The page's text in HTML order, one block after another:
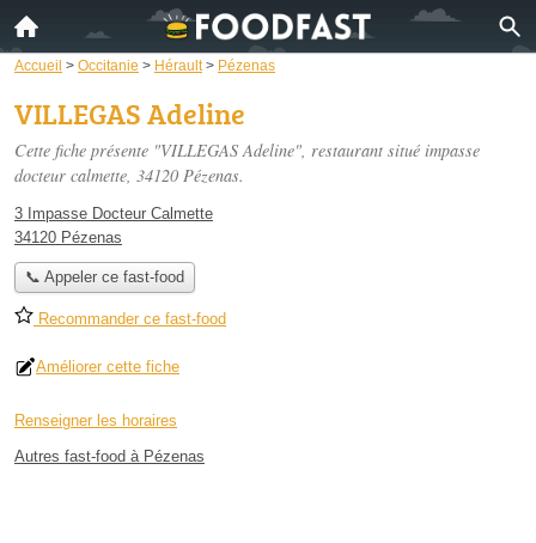
Accueil > Occitanie > Hérault > Pézenas
VILLEGAS Adeline
Cette fiche présente "VILLEGAS Adeline", restaurant situé impasse
docteur calmette, 34120 Pézenas.
3 Impasse Docteur Calmette
34120 Pézenas
📞 Appeler ce fast-food
Recommander ce fast-food
Améliorer cette fiche
Renseigner les horaires
Autres fast-food à Pézenas